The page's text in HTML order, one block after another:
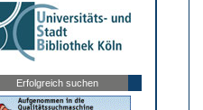
Erfolgreich suchen